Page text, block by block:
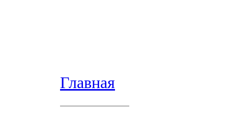
Главная